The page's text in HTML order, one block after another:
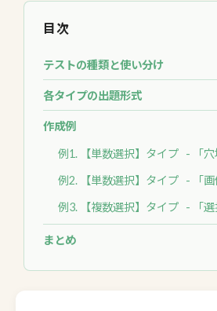
目次
テストの種類と使い分け
各タイプの出題形式
作成例
例1. 【単数選択】タイプ - 「
例2. 【単数選択】タイプ - 「
例3. 【複数選択】タイプ - 「
まとめ